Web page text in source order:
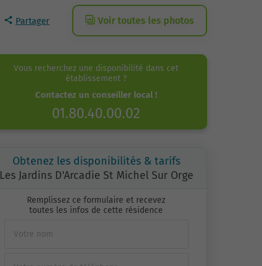
Partager Voir toutes les photos
Vous recherchez une disponibilité dans cet
établissement ?
Contactez un conseiller local !
01.80.40.00.02
Obtenez les disponibilités & tarifs
Les Jardins D'Arcadie St Michel Sur Orge
Remplissez ce formulaire et recevez
toutes les infos de cette résidence